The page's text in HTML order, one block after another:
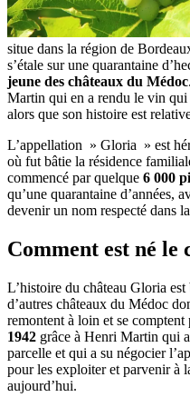
situe dans la région de
s’étale sur une quarantaine
jeune des châteaux du Médoc
Martin qui en a rendu le vin
alors que son histoire est
L’appellation » Gloria » est
où fut bâtie la résidence
commencé par quelque 6 000
qu’une quarantaine d’années,
devenir un nom respecté dans
Comment est né le
L’histoire du château Gloria
d’autres châteaux du Médoc
remontent à loin et se comptent
1942 grâce à Henri Martin qui
parcelle et qui a su négocier
pour les exploiter et parvenir à
aujourd’hui.